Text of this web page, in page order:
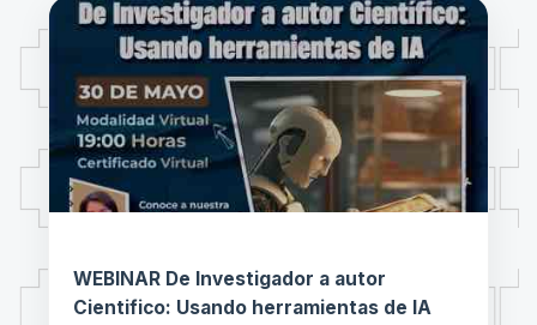
WEBINAR De Investigador a autor
Cientifico: Usando herramientas de IA